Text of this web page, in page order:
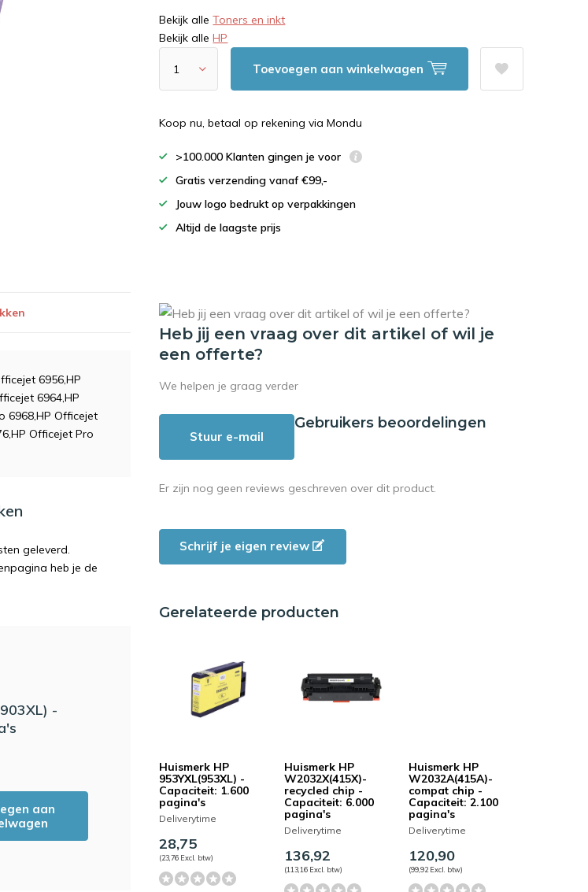
Bekijk alleToners en inkt
Bekijk alleHP
Toevoegen aan winkelwagen
Koop nu, betaal op rekening via Mondu
>100.000 Klanten gingen je voor
Gratis verzending vanaf €99,-
Jouw logo bedrukt op verpakkingen
Altijd de laagste prijs
6956,HP
6964,HP
6968,HP Officejet
Officejet Pro
geleverd.
heb je de
-
aan
Heb jij een vraag over dit artikel of wil je
een offerte?
We helpen je graag verder
Stuur e-mail
Gebruikers beoordelingen
Er zijn nog geen reviews geschreven over dit product.
Schrijf je eigen review
Gerelateerde producten
Huismerk HP
953YXL(953XL) -
Capaciteit: 1.600
pagina's
Deliverytime
28,75
(23,76 Excl. btw)
Huismerk HP
W2032X(415X)-
recycled chip -
Capaciteit: 6.000
pagina's
Deliverytime
136,92
(113,16 Excl. btw)
Huismerk HP
W2032A(415A)-
compat chip -
Capaciteit: 2.100
pagina's
Deliverytime
120,90
(99,92 Excl. btw)